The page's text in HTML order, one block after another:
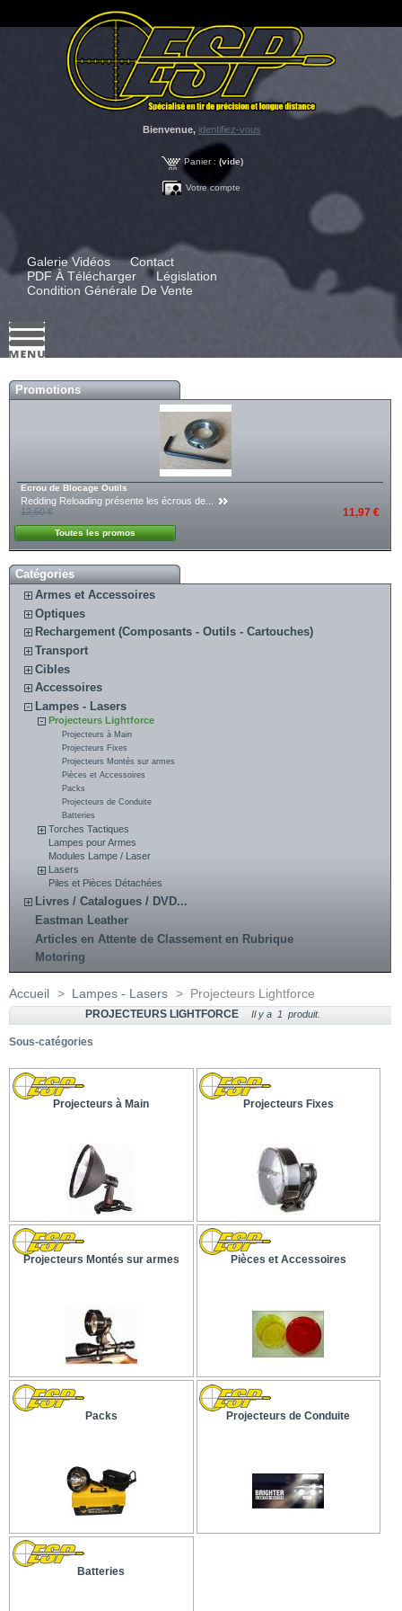
Bienvenue, identifiez-vous
Panier : (vide)
Votre compte
Galerie Vidéos
Contact
PDF À Télécharger
Législation
Condition Générale De Vente
Promotions
Ecrou de Blocage Outils
Redding Reloading présente les écrous de...
12,60 €
11,97 €
Toutes les promos
Catégories
Armes et Accessoires
Optiques
Rechargement (Composants - Outils - Cartouches)
Transport
Cibles
Accessoires
Lampes - Lasers
Projecteurs Lightforce
Projecteurs à Main
Projecteurs Fixes
Projecteurs Montés sur armes
Pièces et Accessoires
Packs
Projecteurs de Conduite
Batteries
Torches Tactiques
Lampes pour Armes
Modules Lampe / Laser
Lasers
Piles et Pièces Détachées
Livres / Catalogues / DVD...
Eastman Leather
Articles en Attente de Classement en Rubrique
Motoring
Accueil > Lampes - Lasers > Projecteurs Lightforce
PROJECTEURS LIGHTFORCE Il y a 1 produit.
Sous-catégories
Projecteurs à Main Projecteurs Fixes
Projecteurs Montés sur armes Pièces et Accessoires
Packs Projecteurs de Conduite
Batteries